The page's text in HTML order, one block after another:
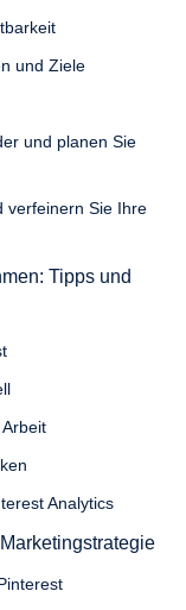
und Ziele
und planen Sie
verfeinern Sie Ihre
Tipps und
Analytics